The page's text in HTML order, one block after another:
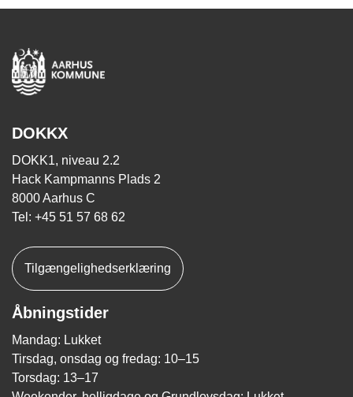
DOKKX
DOKK1, niveau 2.2
Hack Kampmanns Plads 2
8000 Aarhus C
Tel: +45 51 57 68 62
Tilgængelighedserklæring
Åbningstider
Mandag: Lukket
Tirsdag, onsdag og fredag: 10–15
Torsdag: 13–17